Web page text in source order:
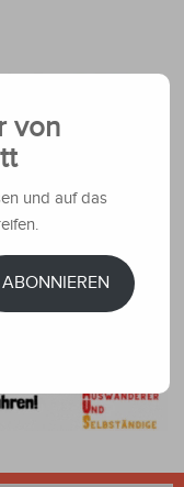
von
und auf das
ABONNIEREN